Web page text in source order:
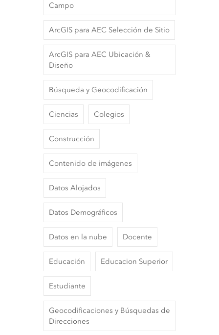
Campo
ArcGIS para AEC Selección de Sitio
ArcGIS para AEC Ubicación &
Diseño
Búsqueda y Geocodificación
Ciencias Colegios
Construcción
Contenido de imágenes
Datos Alojados
Datos Demográficos
Datos en la nube Docente
Educación Educacion Superior
Estudiante
Geocodificaciones y Búsquedas de
Direcciones